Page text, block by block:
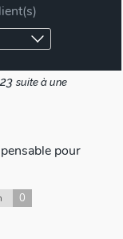
suite à une
pour
0